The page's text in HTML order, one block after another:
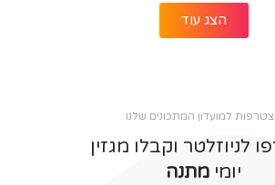
הצג עוד
למועדון המתכונים שלנו
לניוזלטר וקבלו מגזין
יומי מתנה